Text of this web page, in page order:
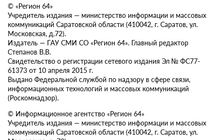
© «Регион 64»
Учредитель издания — министерство информации и массовых
коммуникаций Саратовской области (410042, г. Саратов, ул.
Московская, д.72).
Издатель — ГАУ СМИ СО «Регион 64». Главный редактор
Степанов В.В.
Свидетельство о регистрации сетевого издания Эл № ФС77-
61373 от 10 апреля 2015 г.
Выдано Федеральной службой по надзору в сфере связи,
информационных технологий и массовых коммуникаций
(Роскомнадзор).
© Информационное агентство «Регион 64»
Учредитель издания — министерство информации и массовых
коммуникаций Саратовской области (410042, г. Саратов, ул.